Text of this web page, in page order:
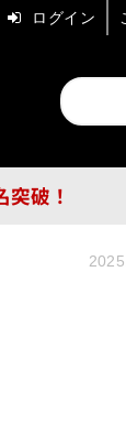
破！その他
ログイン